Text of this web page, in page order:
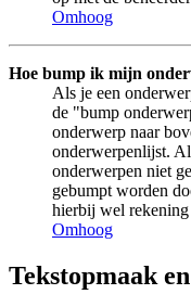
Omhoog
Hoe bump ik mijn
Als je een
de "bump
onderwerp naar
onderwerpenlijst.
onderwerpen niet
gebumpt worden
hierbij wel rekening
Omhoog
Tekstopmaak